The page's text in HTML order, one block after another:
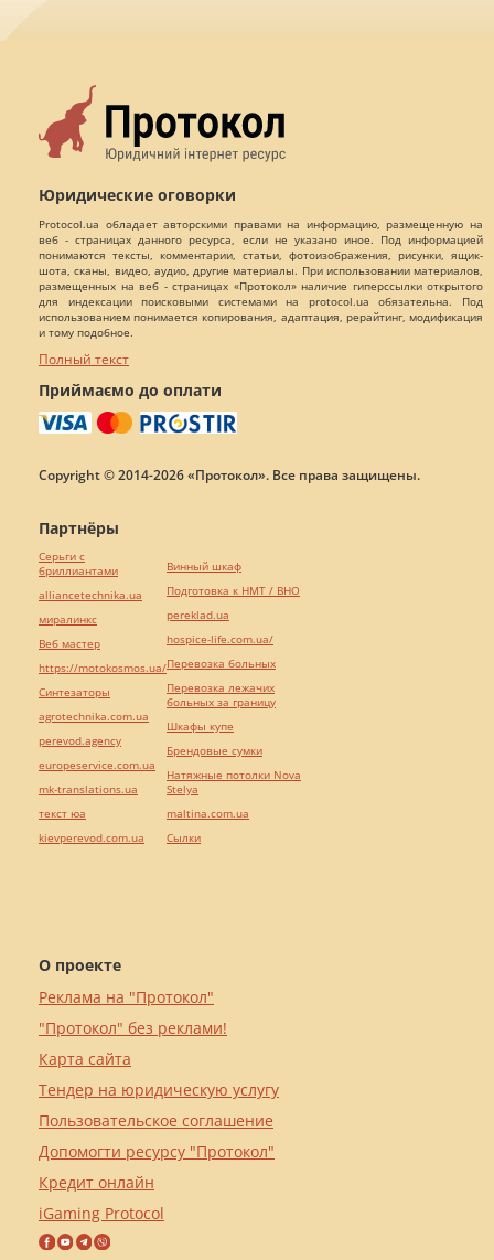
Юридические оговорки
Protocol.ua обладает авторскими правами на информацию, размещенную на
веб - страницах данного ресурса, если не указано иное. Под информацией
понимаются тексты, комментарии, статьи, фотоизображения, рисунки, ящик-
шота, сканы, видео, аудио, другие материалы. При использовании материалов,
размещенных на веб - страницах «Протокол» наличие гиперссылки открытого
для индексации поисковыми системами на protocol.ua обязательна. Под
использованием понимается копирования, адаптация, рерайтинг, модификация
и тому подобное.
Полный текст
Приймаємо до оплати
Copyright © 2014-2026 «Протокол». Все права защищены.
О проекте
Реклама на "Протокол"
"Протокол" без реклами!
Карта сайта
Тендер на юридическую услугу
Пользовательское соглашение
Допомогти ресурсу "Протокол"
Кредит онлайн
iGaming Protocol
Партнёры
Серьги с
бриллиантами
alliancetechnika.ua
миралинкс
Веб мастер
https://motokosmos.ua/
Синтезаторы
agrotechnika.com.ua
perevod.agency
europeservice.com.ua
mk-translations.ua
текст юа
kievperevod.com.ua
Винный шкаф
Подготовка к НМТ / ВНО
pereklad.ua
hospice-life.com.ua/
Перевозка больных
Перевозка лежачих
больных за границу
Шкафы купе
Брендовые сумки
Натяжные потолки Nova
Stelya
maltina.com.ua
Cылки